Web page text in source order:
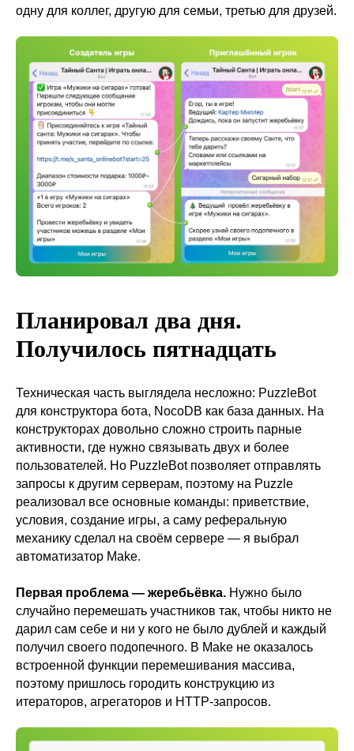
одну для коллег, другую для семьи, третью для друзей.
Планировал два дня.
Получилось пятнадцать
Техническая часть выглядела несложно: PuzzleBot
для конструктора бота, NocoDB как база данных. На
конструкторах довольно сложно строить парные
активности, где нужно связывать двух и более
пользователей. Но PuzzleBot позволяет отправлять
запросы к другим серверам, поэтому на Puzzle
реализовал все основные команды: приветствие,
условия, создание игры, а саму реферальную
механику сделал на своём сервере — я выбрал
автоматизатор Make.
Первая проблема — жеребьёвка. Нужно было
случайно перемешать участников так, чтобы никто не
дарил сам себе и ни у кого не было дублей и каждый
получил своего подопечного. В Make не оказалось
встроенной функции перемешивания массива,
поэтому пришлось городить конструкцию из
итераторов, агрегаторов и HTTP-запросов.